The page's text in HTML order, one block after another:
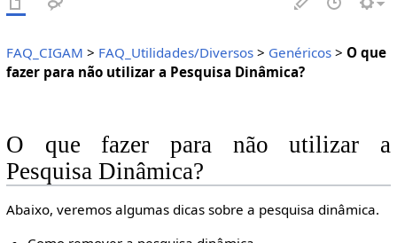
FAQ_CIGAM > FAQ_Utilidades/Diversos> Genéricos> O que
fazer para não utilizar a Pesquisa Dinâmica?
O que fazer para não utilizar a
Pesquisa Dinâmica?
Abaixo, veremos algumas dicas sobre a pesquisa dinâmica.